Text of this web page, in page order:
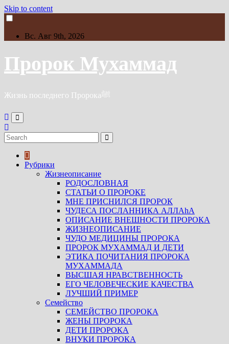
Skip to content
Вс. Авг 9th, 2026
Пророк Мухаммад
Жизнь последнего Пророкаﷺ
Рубрики
Жизнеописание
РОДОСЛОВНАЯ
СТАТЬИ О ПРОРОКЕ
МНЕ ПРИСНИЛСЯ ПРОРОК
ЧУДЕСА ПОСЛАННИКА АЛЛАhА
ОПИСАНИЕ ВНЕШНОСТИ ПРОРОКА
ЖИЗНЕОПИСАНИЕ
ЧУДО МЕДИЦИНЫ ПРОРОКА
ПРОРОК МУХАММАД И ДЕТИ
ЭТИКА ПОЧИТАНИЯ ПРОРОКА
МУХАММАДА
ВЫСШАЯ НРАВСТВЕННОСТЬ
ЕГО ЧЕЛОВЕЧЕСКИЕ КАЧЕСТВА
ЛУЧШИЙ ПРИМЕР
Семейство
СЕМЕЙСТВО ПРОРОКА
ЖЕНЫ ПРОРОКА
ДЕТИ ПРОРОКА
ВНУКИ ПРОРОКА